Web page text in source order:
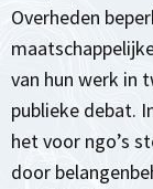
Overheden
van hun werk in
publieke debat.
het voor ngo’s
door